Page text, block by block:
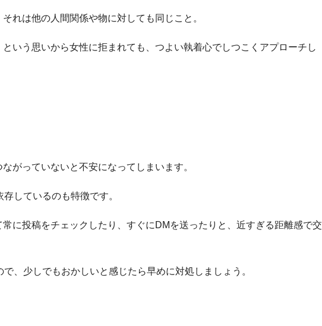
れは他の人間関係や物に対しても同じこと。
という思いから女性に拒まれても、つよい執着心でしつこくアプローチし
がっていないと不安になってしまいます。
しているのも特徴です。
に投稿をチェックしたり、すぐにDMを送ったりと、近すぎる距離感で交
で、少しでもおかしいと感じたら早めに対処しましょう。